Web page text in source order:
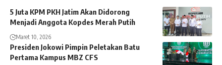
5 Juta KPM PKH Jatim Akan Didorong
Menjadi Anggota Kopdes Merah Putih
Maret 10, 2026
Presiden Jokowi Pimpin Peletakan Batu
Pertama Kampus MBZ CFS